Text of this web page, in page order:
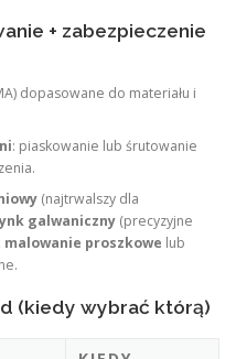
+ zabezpieczenie
dopasowane do materiału i
: piaskowanie lub śrutowanie
(najtrwalszy dla
galwaniczny(precyzyjne
malowanie proszkowe lub
(kiedy wybrać którą)